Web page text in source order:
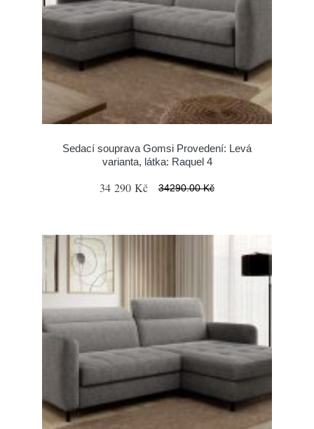
Sedací souprava Gomsi Provedení: Levá
varianta, látka: Raquel 4
34 290 Kč 34290.00 Kč